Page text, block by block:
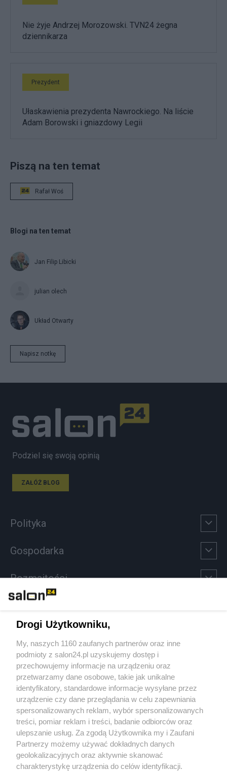
Nie żyje Andrzej Morozowski. TVN24 żegna
dziennikarza
Prezydent
Ułaskawienia prezydenta Nawrockiego. Na liście
Adam Borowski i gniazdowy Legii
Piszą na ten temat
Rafał Woś
Blogi na ten temat
Jan Filip Libicki
julian olech
Układ Otwarty
Napisz notkę
Podziel się swoją opinią
ZAŁÓŻ BLOG
Polityka
Gospodarka
Rozmaitości
Sport
Społeczeństwo
Kultura
X Facebook Instagram Youtube
Drogi Użytkowniku,
My, naszych 1160 zaufanych partnerów oraz inne
podmioty z salon24.pl uzyskujemy dostęp i
przechowujemy informacje na urządzeniu oraz
przetwarzamy dane osobowe, takie jak unikalne
identyfikatory, standardowe informacje wysyłane przez
urządzenie czy dane przeglądania w celu zapewniania
spersonalizowanych reklam, wybór spersonalizowanych
treści, pomiar reklam i treści, badanie odbiorców oraz
ulepszanie usług. Za zgodą Użytkownika my i Zaufani
Partnerzy możemy używać dokładnych danych
geolokalizacyjnych oraz aktywnie skanować
charakterystykę urządzenia do celów identyfikacji.